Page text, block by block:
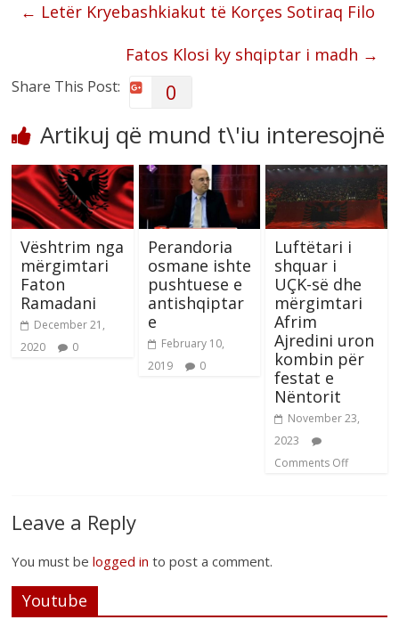
← Letër Kryebashkiakut të Korçes Sotiraq Filo
Fatos Klosi ky shqiptar i madh →
Share This Post: 0
Artikuj që mund t\'iu interesojnë
Vështrim nga
mërgimtari
Faton
Ramadani
December 21,
2020
0
Perandoria
osmane ishte
pushtuese e
antishqiptar
e
February 10,
2019
0
Luftëtari i
shquar i
UÇK-së dhe
mërgimtari
Afrim
Ajredini uron
kombin për
festat e
Nëntorit
November 23,
2023
Comments Off
Leave a Reply
You must belogged in to post a comment.
Youtube